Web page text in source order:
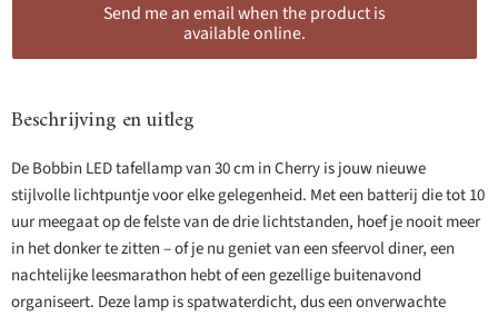
Send me an email when the product is
available online.
Beschrijving en uitleg
De Bobbin LED tafellamp van 30 cm in Cherry is jouw nieuwe
stijlvolle lichtpuntje voor elke gelegenheid. Met een batterij die tot 10
uur meegaat op de felste van de drie lichtstanden, hoef je nooit meer
in het donker te zitten – of je nu geniet van een sfeervol diner, een
nachtelijke leesmarathon hebt of een gezellige buitenavond
organiseert. Deze lamp is spatwaterdicht, dus een onverwachte